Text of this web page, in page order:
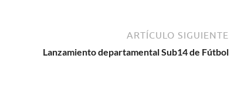
ARTÍCULO SIGUIENTE
Lanzamiento departamental Sub14 de Fútbol